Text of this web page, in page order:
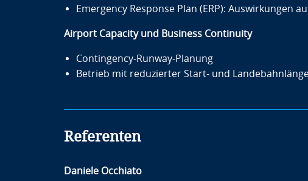
Emergency Response Plan (ERP): Auswirkungen
Airport Capacity und Business Continuity
Contingency-Runway-Planung
Betrieb mit reduzierter Start- und
Referenten
Daniele Occhiato